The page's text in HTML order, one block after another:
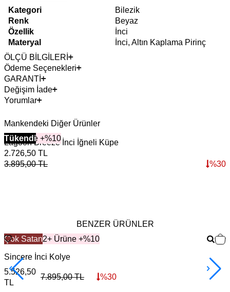
Kategori
Bilezik
Renk
Beyaz
Özellik
İnci
Materyal
İnci, Altın Kaplama Pirinç
ÖLÇÜ BİLGİLERİ
Ödeme Seçenekleri
GARANTİ
Değişim İade
Yorumlar
Mankendeki Diğer Ürünler
2+ Ürüne +%10
Tükendi
Lagoon Breeze İnci İğneli Küpe
2.726,50 TL
3.895,00TL %30
BENZER ÜRÜNLER
Çok Satan2+ Ürüne +%10
Sincere İnci Kolye
5.526,50
TL
7.895,00TL %30